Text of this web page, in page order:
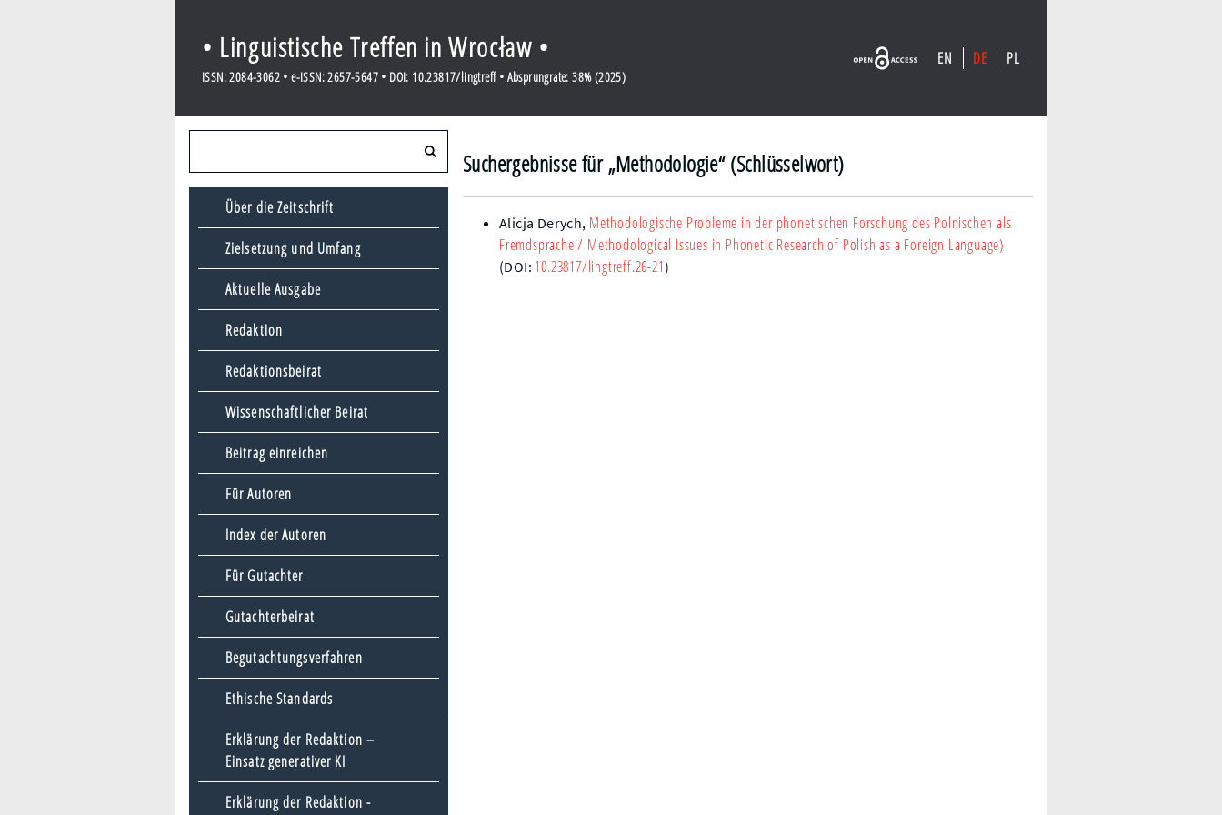
• Linguistische Treffen in Wrocław •
ISSN: 2084-3062 • e-ISSN: 2657-5647 • DOI: 10.23817/lingtreff • Absprungrate: 38% (2025)
EN DE PL
Über die Zeitschrift
Zielsetzung und Umfang
Aktuelle Ausgabe
Redaktion
Redaktionsbeirat
Wissenschaftlicher Beirat
Beitrag einreichen
Für Autoren
Index der Autoren
Für Gutachter
Gutachterbeirat
Begutachtungsverfahren
Ethische Standards
Erklärung der Redaktion –
Einsatz generativer KI
Erklärung der Redaktion -
Suchergebnisse für „Methodologie“ (Schlüsselwort)
Alicja Derych, Methodologische Probleme in der phonetischen Forschung des Polnischen als
Fremdsprache/ Methodological Issues in Phonetic Research of Polish as a Foreign Language)
(DOI: 10.23817/lingtreff.26-21)